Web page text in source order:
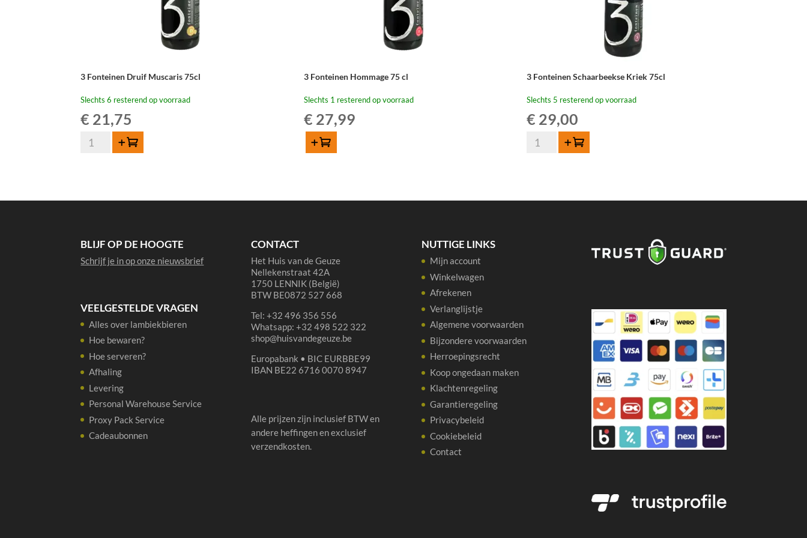
3 Fonteinen Druif Muscaris 75cl
Slechts 6 resterend op voorraad
€ 21,75
Fonteinen
Toevoegen
3 Fonteinen Hommage 75 cl
Slechts 1 resterend op voorraad
€ 27,99
75
Toevoegen
3 Fonteinen Schaarbeekse Kriek 75cl
Slechts 5 resterend op voorraad
€ 29,00
Fonteinen
Toevoegen
BLIJF OP DE HOOGTE
Schrijf je in op onze nieuwsbrief
VEELGESTELDE VRAGEN
Alles over lambiekbieren
Hoe bewaren?
Hoe serveren?
Afhaling
Levering
Personal Warehouse Service
Proxy Pack Service
Cadeaubonnen
CONTACT
Het Huis van de Geuze
Nellekenstraat 42A
1750 LENNIK (België)
BTW BE0872 527 668
Tel: +32 496 356 556
Whatsapp: +32 498 522 322
shop@huisvandegeuze.be
Europabank • BIC EURBBE99
IBAN BE22 6716 0070 8947
Alle prijzen zijn inclusief BTW en
andere heffingen en exclusief
verzendkosten.
NUTTIGE LINKS
Mijn account
Winkelwagen
Afrekenen
Verlanglijstje
Algemene voorwaarden
Bijzondere voorwaarden
Herroepingsrecht
Koop ongedaan maken
Klachtenregeling
Garantieregeling
Privacybeleid
Cookiebeleid
Contact